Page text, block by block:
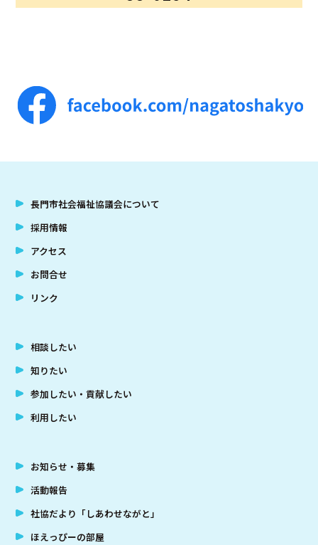
長門市社会福祉協議会について
採用情報
アクセス
お問合せ
リンク
相談したい
知りたい
参加したい・貢献したい
利用したい
お知らせ・募集
活動報告
社協だより「しあわせながと」
ほえっぴーの部屋